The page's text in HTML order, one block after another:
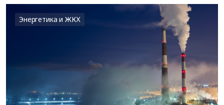
Энергетика и ЖКХ